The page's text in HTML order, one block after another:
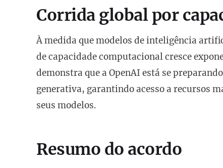
Corrida global por
À medida que modelos de inteligência
de capacidade computacional cresce
demonstra que a OpenAI está se
generativa, garantindo acesso a recursos
seus modelos.
Resumo do acordo